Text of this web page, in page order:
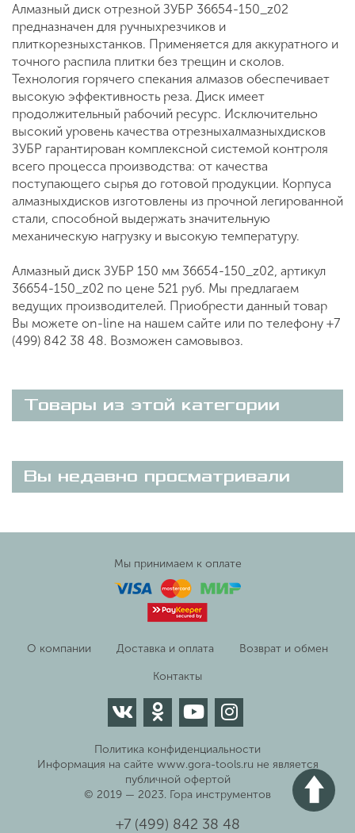
Алмазный диск отрезной ЗУБР 36654-150_z02
предназначен для ручныхрезчиков и
плиткорезныхстанков. Применяется для аккуратного и
точного распила плитки без трещин и сколов.
Технология горячего спекания алмазов обеспечивает
высокую эффективность реза. Диск имеет
продолжительный рабочий ресурс. Исключительно
высокий уровень качества отрезныхалмазныхдисков
ЗУБР гарантирован комплексной системой контроля
всего процесса производства: от качества
поступающего сырья до готовой продукции. Корпуса
алмазныхдисков изготовлены из прочной легированной
стали, способной выдержать значительную
механическую нагрузку и высокую температуру.
Алмазный диск ЗУБР 150 мм 36654-150_z02, артикул
36654-150_z02 по цене 521 руб. Мы предлагаем
ведущих производителей. Приобрести данный товар
Вы можете on-line на нашем сайте или по телефону +7
(499) 842 38 48. Возможен самовывоз.
Товары из этой категории
Вы недавно просматривали
Мы принимаем к оплате
О компании Доставка и оплата Возврат и обмен
Контакты
Политика конфиденциальности
Информация на сайте www.gora-tools.ru не является
публичной офертой
© 2019 — 2023. Гора инструментов
+7 (499) 842 38 48